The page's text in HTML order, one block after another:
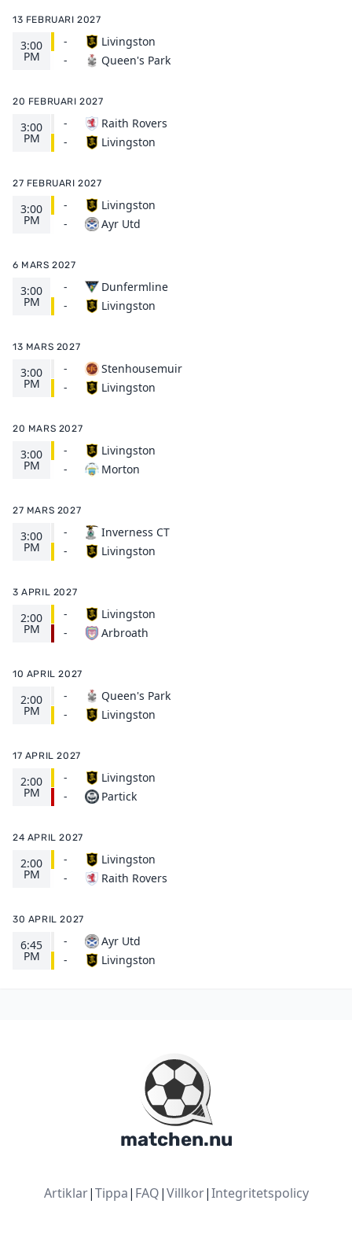
13 FEBRUARI 2027
3:00
PM
-
-
Livingston
Queen's Park
20 FEBRUARI 2027
3:00
PM
-
-
Raith Rovers
Livingston
27 FEBRUARI 2027
3:00
PM
-
-
Livingston
Ayr Utd
6 MARS 2027
3:00
PM
-
-
Dunfermline
Livingston
13 MARS 2027
3:00
PM
-
-
Stenhousemuir
Livingston
20 MARS 2027
3:00
PM
-
-
Livingston
Morton
27 MARS 2027
3:00
PM
-
-
Inverness CT
Livingston
3 APRIL 2027
2:00
PM
-
-
Livingston
Arbroath
10 APRIL 2027
2:00
PM
-
-
Queen's Park
Livingston
17 APRIL 2027
2:00
PM
-
-
Livingston
Partick
24 APRIL 2027
2:00
PM
-
-
Livingston
Raith Rovers
30 APRIL 2027
6:45
PM
-
-
Ayr Utd
Livingston
matchen.nu
Artiklar|Tippa| FAQ|Villkor|Integritetspolicy